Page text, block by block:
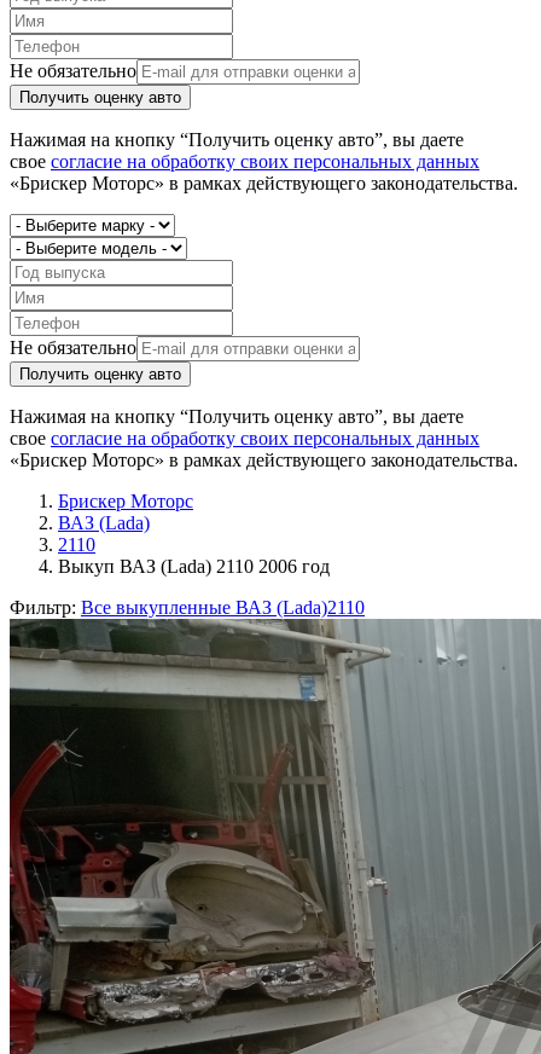
Не обязательно
Получить оценку авто
Нажимая на кнопку “Получить оценку авто”, вы даете
свое согласие на обработку своих персональных данных
«Брискер Моторс» в рамках действующего законодательства.
Не обязательно
Получить оценку авто
Нажимая на кнопку “Получить оценку авто”, вы даете
свое согласие на обработку своих персональных данных
«Брискер Моторс» в рамках действующего законодательства.
Брискер Моторс
ВАЗ (Lada)
2110
Выкуп ВАЗ (Lada) 2110 2006 год
Фильтр: Все выкупленные ВАЗ (Lada)2110